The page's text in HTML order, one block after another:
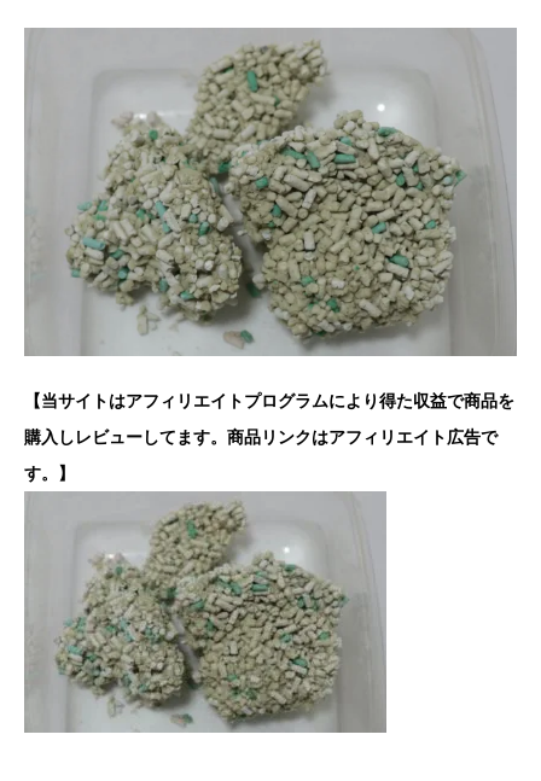
【当サイトはアフィリエイトプログラムにより得た収益で商品を
購入しレビューしてます。商品リンクはアフィリエイト広告で
す。】